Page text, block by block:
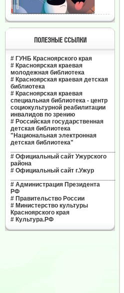
ПОЛЕЗНЫЕ ССЫЛКИ
# ГУНБ Красноярского края
# Красноярская краевая
молодежная библиотека
# Красноярская краевая детская
библиотека
# Красноярская краевая
специальная библиотека - центр
социокультурной реабилитации
инвалидов по зрению
# Российская государственная
детская библиотека
"Национальная электронная
детская библиотека"
# Официальный сайт Ужурского
района
# Официальный сайт г.Ужур
# Администрация Президента
РФ
# Правительство России
# Министерство культуры
Красноярского края
# Культура.РФ